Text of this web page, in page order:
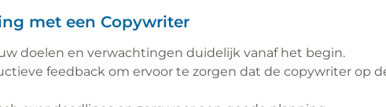
met een Copywriter
doelen en verwachtingen duidelijk vanaf het begin.
feedback om ervoor te zorgen dat de copywriter op